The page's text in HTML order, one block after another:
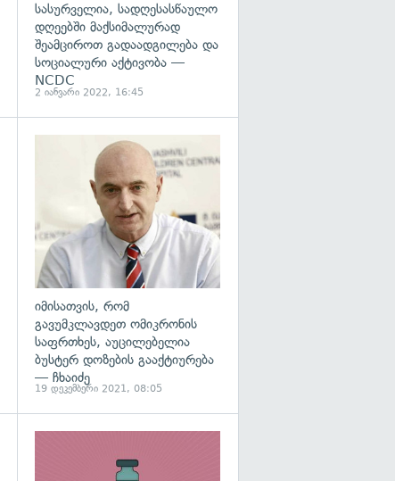
სასურველია, სადღესასწაულო
დღეებში მაქსიმალურად
შეამციროთ გადაადგილება და
სოციალური აქტივობა —
NCDC
2 იანვარი 2022, 16:45
იმისათვის, რომ
გავუმკლავდეთ ომიკრონის
საფრთხეს, აუცილებელია
ბუსტერ დოზების გააქტიურება
— ჩხაიძე
19 დეკემბერი 2021, 08:05